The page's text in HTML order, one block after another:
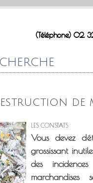
(Téléphone) 02.
DE
LES CONSTATS
Vous devez
grossissant
des